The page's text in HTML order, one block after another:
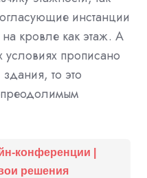
инстанции
кровле как этаж. А
условиях прописано
то это
конференции |
решения